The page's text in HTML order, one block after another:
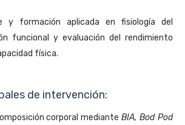
y formación aplicada en fisiología del
funcional y evaluación del rendimiento
física.
de intervención:
corporal mediante BIA, Bod Pod